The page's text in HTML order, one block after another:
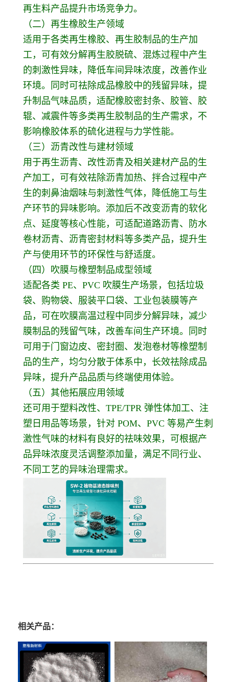
再生料产品提升市场竞争力。
（二）再生橡胶生产领域
适用于各类再生橡胶、再生胶制品的生产加
工，可有效分解再生胶脱硫、混炼过程中产生
的刺激性异味，降低车间异味浓度，改善作业
环境。同时可祛除成品橡胶中的残留异味，提
升制品气味品质，适配橡胶密封条、胶管、胶
辊、减震件等多类再生胶制品的生产需求，不
影响橡胶体系的硫化进程与力学性能。
（三）沥青改性与建材领域
用于再生沥青、改性沥青及相关建材产品的生
产加工，可有效祛除沥青加热、拌合过程中产
生的刺鼻油烟味与刺激性气体，降低施工与生
产环节的异味影响。添加后不改变沥青的软化
点、延度等核心性能，可适配道路沥青、防水
卷材沥青、沥青密封材料等多类产品，提升生
产与使用环节的环保性与舒适度。
（四）吹膜与橡塑制品成型领域
适配各类 PE、PVC 吹膜生产场景，包括垃圾
袋、购物袋、服装平口袋、工业包装膜等产
品，可在吹膜高温过程中同步分解异味，减少
膜制品的残留气味，改善车间生产环境。同时
可用于门窗边皮、密封圈、发泡卷材等橡塑制
品的生产，均匀分散于体系中，长效祛除成品
异味，提升产品品质与终端使用体验。
（五）其他拓展应用领域
还可用于塑料改性、TPE/TPR 弹性体加工、注
塑日用品等场景，针对 POM、PVC 等易产生刺
激性气味的材料有良好的祛味效果，可根据产
品异味浓度灵活调整添加量，满足不同行业、
不同工艺的异味治理需求。
相关产品：